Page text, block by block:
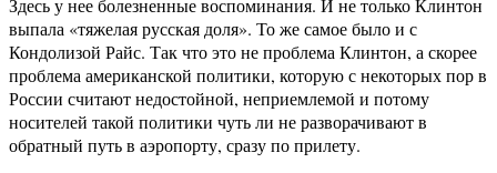
Здесь у нее болезненные воспоминания. И не только Клинтон
выпала «тяжелая русская доля». То же самое было и с
Кондолизой Райс. Так что это не проблема Клинтон, а скорее
проблема американской политики, которую с некоторых пор в
России считают недостойной, неприемлемой и потому
носителей такой политики чуть ли не разворачивают в
обратный путь в аэропорту, сразу по прилету.